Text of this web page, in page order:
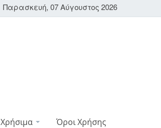
Παρασκευή, 07 Αύγουστος 2026
Χρήσιμα Όροι Χρήσης